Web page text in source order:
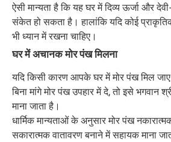
ऐसी मान्यता है कि यह घर में दिव्य ऊर्जा और
संकेत हो सकता है। हालांकि यदि कोई
भी ध्यान में रखना चाहिए।
घर में अचानक मोर पंख मिलना
यदि किसी कारण आपके घर में मोर पंख मिल
बिना मांगे मोर पंख उपहार में दे, तो इसे भगवान
माना जाता है।
धार्मिक मान्यताओं के अनुसार मोर पंख
सकारात्मक वातावरण बनाने में सहायक माना